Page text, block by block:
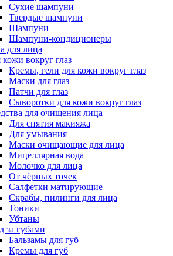
Сухие шампуни
Твердые шампуни
Шампуни
Шампуни-кондиционеры
для лица
кожи вокруг глаз
Кремы, гели для кожи вокруг глаз
Маски для глаз
Патчи для глаз
Сыворотки для кожи вокруг глаз
для очищения лица
Для снятия макияжа
Для умывания
Маски очищающие для лица
Мицеллярная вода
Молочко для лица
От чёрных точек
Салфетки матирующие
Скрабы, пилинги для лица
Тоники
Убтаны
за губами
Бальзамы для губ
Кремы для губ